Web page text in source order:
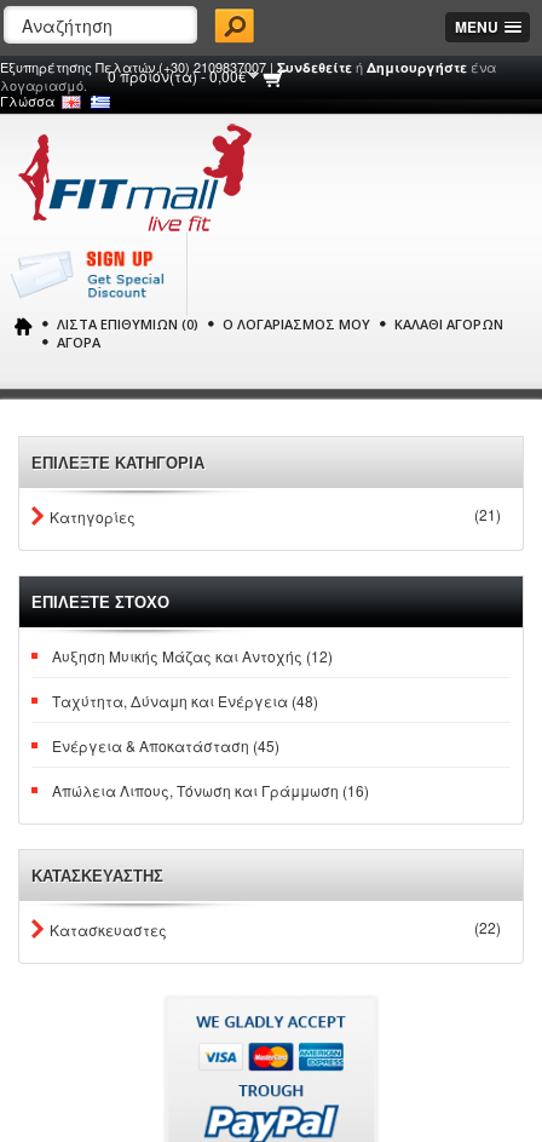
MENU
Γλώσσα
0 προϊόν(τα) - 0,00€
Εξυπηρέτησης Πελατών (+30) 2109837007 | Συνδεθείτε ή Δημιουργήστε ένα
λογαριασμό.
ΛΊΣΤΑ ΕΠΙΘΥΜΙΏΝ (0) Ο ΛΟΓΑΡΙΑΣΜΌΣ ΜΟΥ
ΚΑΛΆΘΙ ΑΓΟΡΏΝ
ΑΓΟΡΆ
ΕΠΙΛΕΞΤΕ ΚΑΤΗΓΟΡΙΑ
Κατηγορίες (21)
ΕΠΙΛΕΞΤΕ ΣΤΟΧΟ
Αυξηση Μυικής Μάζας και Αντοχής (12)
Ταχύτητα, Δύναμη και Ενέργεια (48)
Ενέργεια & Αποκατάσταση (45)
Απώλεια Λιπους, Τόνωση και Γράμμωση (16)
ΚΑΤΑΣΚΕΥΑΣΤΗΣ
Κατασκευαστες (22)